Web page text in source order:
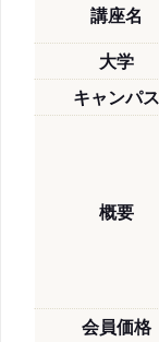
講座名
大学
キャンパス
概要
会員価格